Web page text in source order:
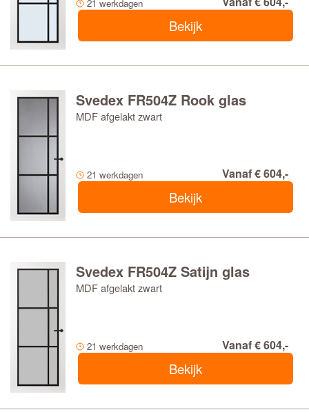
21 werkdagen
Bekijk
Svedex FR504Z Rook glas
MDF afgelakt zwart
21 werkdagen Vanaf € 604,-
Bekijk
Svedex FR504Z Satijn glas
MDF afgelakt zwart
21 werkdagen Vanaf € 604,-
Bekijk